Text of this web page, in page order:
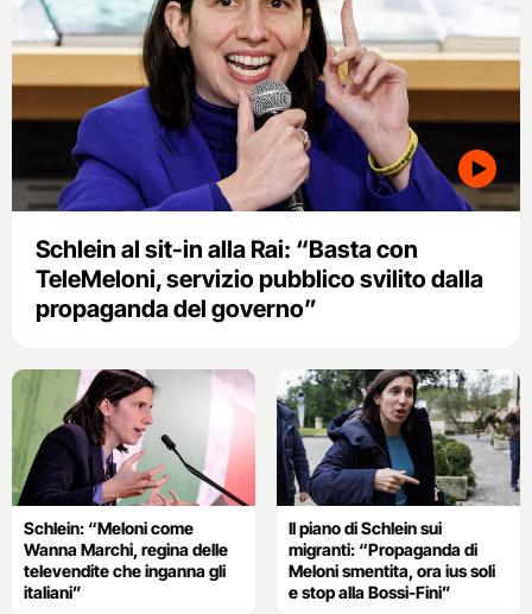
Schlein al sit-in alla Rai: “Basta con
TeleMeloni, servizio pubblico svilito dalla
propaganda del governo”
Schlein: “Meloni come
Wanna Marchi, regina delle
televendite che inganna gli
italiani”
Il piano di Schlein sui
migranti: “Propaganda di
Meloni smentita, ora ius soli
e stop alla Bossi-Fini”